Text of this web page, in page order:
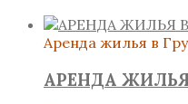
Аренда жилья в
АРЕНДА